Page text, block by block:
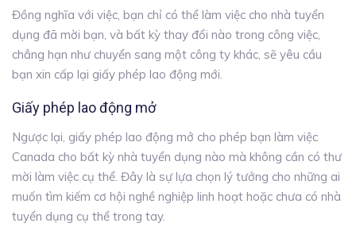
Đồng nghĩa với việc, bạn chỉ có thể làm việc cho nhà tuyển
dụng đã mời bạn, và bất kỳ thay đổi nào trong công việc,
chẳng hạn như chuyển sang một công ty khác, sẽ yêu cầu
bạn xin cấp lại giấy phép lao động mới.
Giấy phép lao động mở
Ngược lại, giấy phép lao động mở cho phép bạn làm việc
Canada cho bất kỳ nhà tuyển dụng nào mà không cần có thư
mời làm việc cụ thể. Đây là sự lựa chọn lý tưởng cho những ai
muốn tìm kiếm cơ hội nghề nghiệp linh hoạt hoặc chưa có nhà
tuyển dụng cụ thể trong tay.